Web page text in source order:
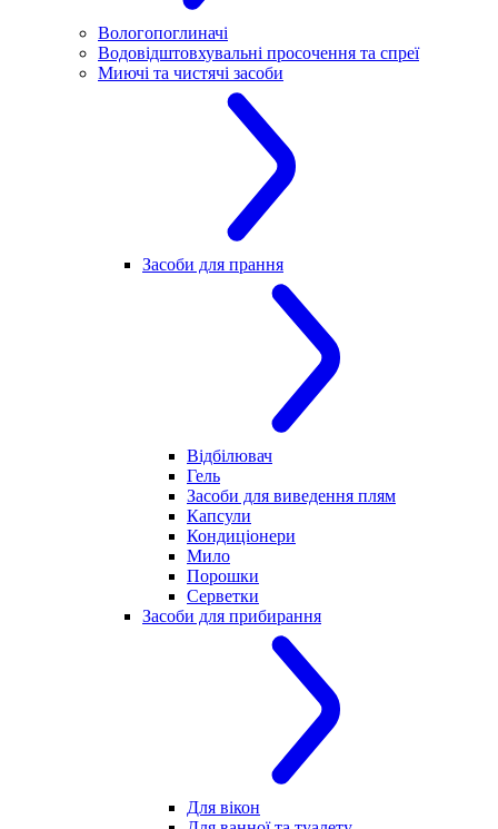
Вологопоглиначі
Водовідштовхувальні просочення та спреї
Миючі та чистячі засоби
Засоби для прання
Відбілювач
Гель
Засоби для виведення плям
Капсули
Кондиціонери
Мило
Порошки
Серветки
Засоби для прибирання
Для вікон